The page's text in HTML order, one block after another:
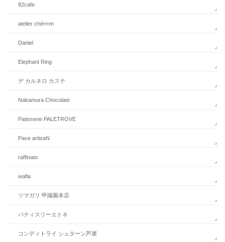
82cafe
atelier chéri+m
Daniel
Elephant Ring
デ カルネロ カステ
Nakamura Chocolate
Patisserie PALETROVE
Pave artisaN
raffinato
wafla
ツマガリ 甲陽園本店
パティスリーエトネ
コンディトライ シュターン芦屋